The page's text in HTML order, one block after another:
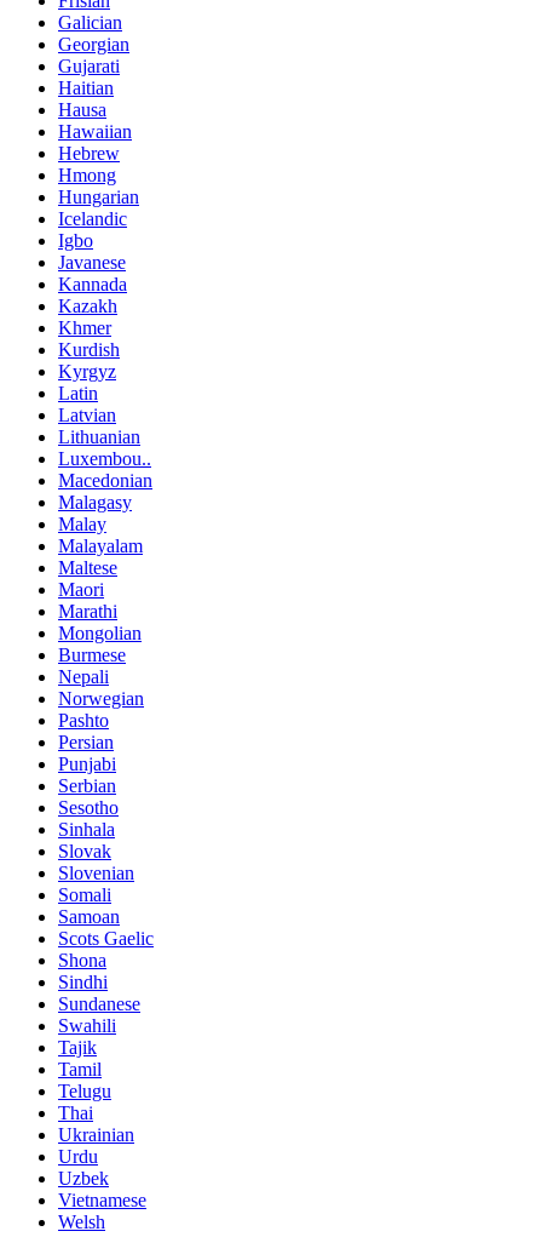
Galician
Georgian
Gujarati
Haitian
Hausa
Hawaiian
Hebrew
Hmong
Hungarian
Icelandic
Igbo
Javanese
Kannada
Kazakh
Khmer
Kurdish
Kyrgyz
Latin
Latvian
Lithuanian
Luxembou..
Macedonian
Malagasy
Malay
Malayalam
Maltese
Maori
Marathi
Mongolian
Burmese
Nepali
Norwegian
Pashto
Persian
Punjabi
Serbian
Sesotho
Sinhala
Slovak
Slovenian
Somali
Samoan
Scots Gaelic
Shona
Sindhi
Sundanese
Swahili
Tajik
Tamil
Telugu
Thai
Ukrainian
Urdu
Uzbek
Vietnamese
Welsh